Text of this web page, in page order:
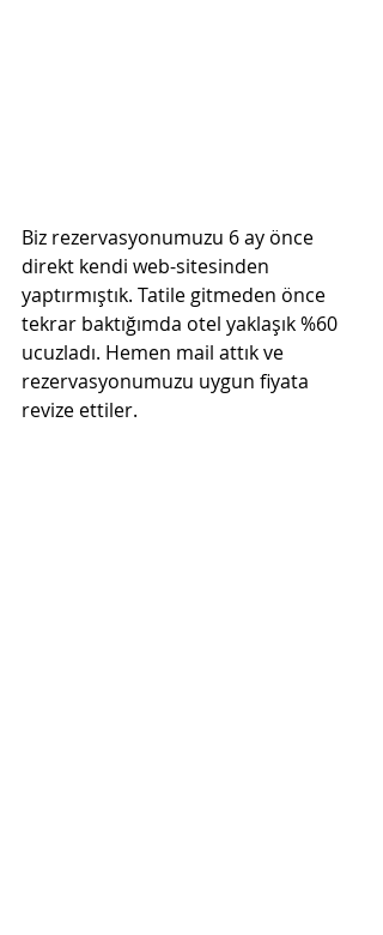
Biz rezervasyonumuzu 6 ay önce
direkt kendi web-sitesinden
yaptırmıştık. Tatile gitmeden önce
tekrar baktığımda otel yaklaşık %60
ucuzladı. Hemen mail attık ve
rezervasyonumuzu uygun fiyata
revize ettiler.